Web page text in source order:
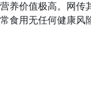
价值极高。网传
食用无任何健康风